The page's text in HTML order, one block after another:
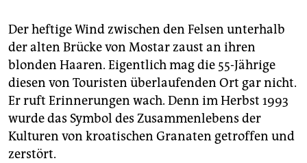
Der heftige Wind zwischen den Felsen unterhalb
der alten Brücke von Mostar zaust an ihren
blonden Haaren. Eigentlich mag die 55-Jährige
diesen von Touristen überlaufenden Ort gar nicht.
Er ruft Erinnerungen wach. Denn im Herbst 1993
wurde das Symbol des Zusammenlebens der
Kulturen von kroatischen Granaten getroffen und
zerstört.